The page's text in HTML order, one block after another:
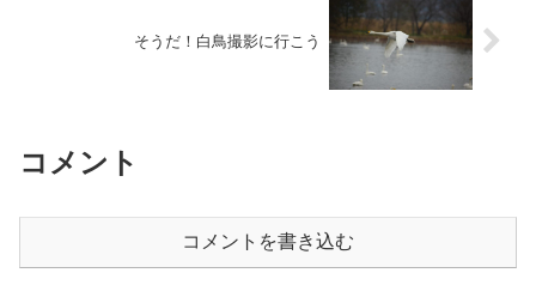
そうだ！白鳥撮影に行こう
コメント
コメントを書き込む